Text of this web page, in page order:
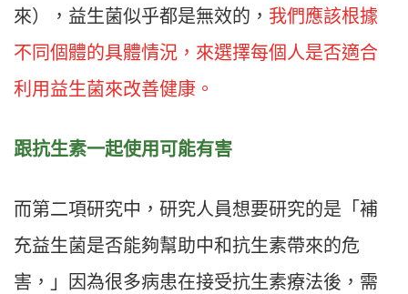
來），益生菌似乎都是無效的， 我們應該根據
不同個體的具體情況，來選擇每個人是否適合
利用益生菌來改善健康。
跟抗生素一起使用可能有害
而第二項研究中，研究人員想要研究的是「補
充益生菌是否能夠幫助中和抗生素帶來的危
害，」因為很多病患在接受抗生素療法後，需